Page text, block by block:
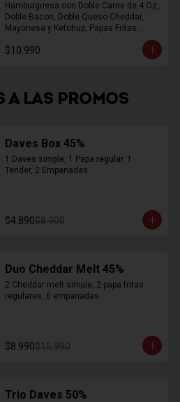
Hamburguesa con Doble Carne de 4 Oz,
Doble Bacon, Doble Queso Cheddar,
Mayonesa y Ketchup, Papas Fritas
$10.990
A LAS PROMOS
Daves Box 45%
1 Daves simple, 1 Papa regular, 1
Tender, 2 Empanadas
$4.890$8.900
Duo Cheddar Melt 45%
2 Cheddar melt simple, 2 papa fritas
regulares, 6 empanadas
$8.990$15.990
Trio Daves 50%